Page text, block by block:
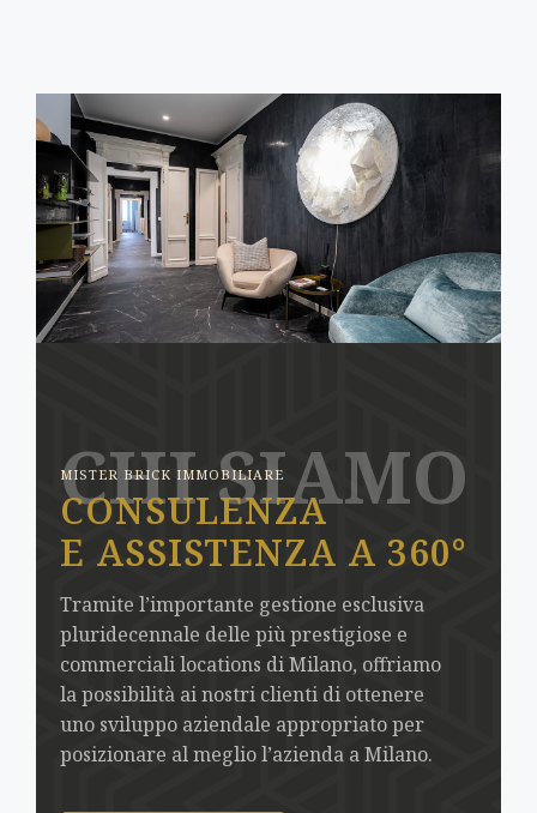
CHI SIAMO
MISTER BRICK IMMOBILIARE
CONSULENZA
E ASSISTENZA A 360°
Tramite l’importante gestione esclusiva
pluridecennale delle più prestigiose e
commerciali locations di Milano, offriamo
la possibilità ai nostri clienti di ottenere
uno sviluppo aziendale appropriato per
posizionare al meglio l’azienda a Milano.